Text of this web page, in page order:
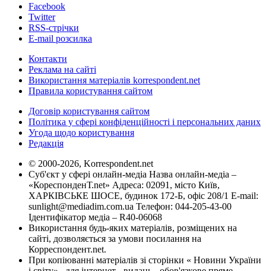
Facebook
Twitter
RSS-стрічки
E-mail розсилка
Контакти
Реклама на сайті
Використання матеріалів korrespondent.net
Правила користування сайтом
Договір користування сайтом
Політика у сфері конфіденційності і персональних даних
Угода щодо користування
Редакція
© 2000-2026, Korrespondent.net
Суб'єкт у сфері онлайн-медіа Назва онлайн-медіа –
«КореспонденТ.net» Адреса: 02091, місто Київ,
ХАРКІВСЬКЕ ШОСЕ, будинок 172-Б, офіс 208/1 E-mail:
sunlight@mediadim.com.ua Телефон: 044-205-43-00
Ідентифікатор медіа – R40-06068
Використання будь-яких матеріалів, розміщених на
сайті, дозволяється за умови посилання на
Корреспондент.net.
При копіюванні матеріалів зі сторінки « Новини України